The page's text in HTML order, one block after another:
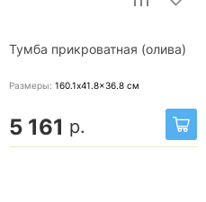
Тумба прикроватная (олива)
Размеры: 160.1x41.8x36.8 см
5 161 р.